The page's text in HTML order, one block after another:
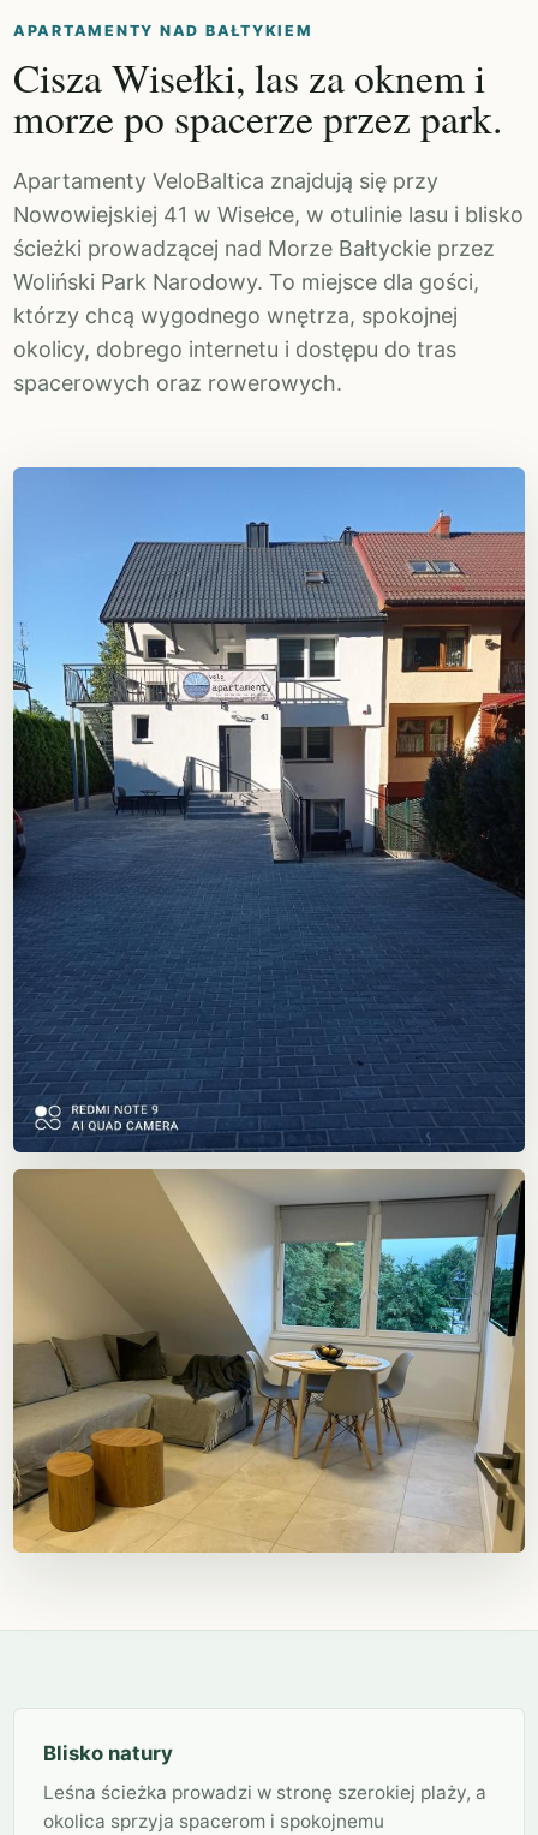
APARTAMENTY NAD BAŁTYKIEM
Cisza Wisełki, las za oknem i
morze po spacerze przez park.
Apartamenty VeloBaltica znajdują się przy
Nowowiejskiej 41 w Wisełce, w otulinie lasu i blisko
ścieżki prowadzącej nad Morze Bałtyckie przez
Woliński Park Narodowy. To miejsce dla gości,
którzy chcą wygodnego wnętrza, spokojnej
okolicy, dobrego internetu i dostępu do tras
spacerowych oraz rowerowych.
Blisko natury
Leśna ścieżka prowadzi w stronę szerokiej plaży, a
okolica sprzyja spacerom i spokojnemu